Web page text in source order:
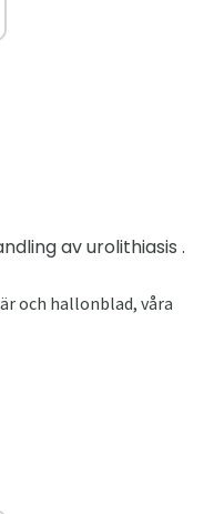
av urolithiasis .
och hallonblad, våra